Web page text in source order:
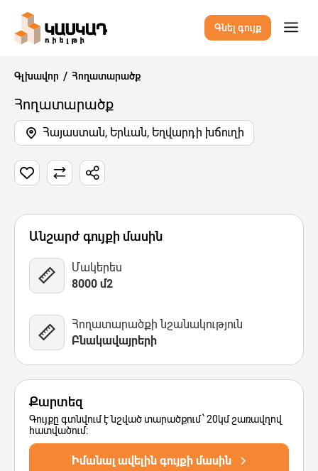
Գնել գույք
Գլխավոր Հողատարածք
Հողատարածք
Հայաստան, Երևան, Եղվարդի խճուղի
2 Նկար Քարտեզ
Անշարժ գույքի մասին
Մակերես
8000 մ2
Հողատարածքի նշանակություն
Բնակավայրերի
Քարտեզ
Գույքը գտնվում է նշված տարածքում՝ 20կմ շառավղով
հատվածում:
Իմանալ ավելին գույքի մասին